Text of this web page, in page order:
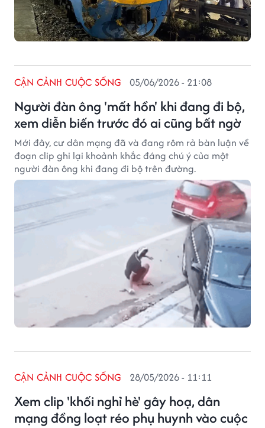
Người đàn ông 'mất hồn' khi đang đi bộ,
xem diễn biến trước đó ai cũng bất ngờ
CẬN CẢNH CUỘC SỐNG 05/06/2026 - 21:08
Mới đây, cư dân mạng đã và đang rôm rả bàn luận về
đoạn clip ghi lại khoảnh khắc đáng chú ý của một
người đàn ông khi đang đi bộ trên đường.
Xem clip 'khối nghỉ hè' gây hoạ, dân
mạng đồng loạt réo phụ huynh vào cuộc
CẬN CẢNH CUỘC SỐNG 28/05/2026 - 11:11